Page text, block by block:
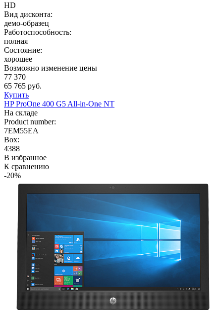
HD
Вид дисконта:
демо-образец
Работоспособность:
полная
Состояние:
хорошее
Возможно изменение цены
77 370
65 765 руб.
Купить
HP ProOne 400 G5 All-in-One NT
На складе
Product number:
7EM55EA
Box:
4388
В избранное
К сравнению
-20%